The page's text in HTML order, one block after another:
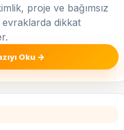
proje ve bağımsız
dikkat
Oku →